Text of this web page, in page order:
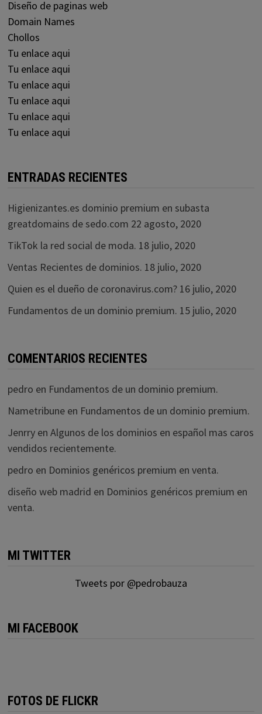
Diseño de paginas web
Domain Names
Chollos
Tu enlace aqui
Tu enlace aqui
Tu enlace aqui
Tu enlace aqui
Tu enlace aqui
Tu enlace aqui
ENTRADAS RECIENTES
Higienizantes.es dominio premium en subasta
greatdomains de sedo.com 22 agosto, 2020
TikTok la red social de moda. 18 julio, 2020
Ventas Recientes de dominios. 18 julio, 2020
Quien es el dueño de coronavirus.com? 16 julio, 2020
Fundamentos de un dominio premium. 15 julio, 2020
COMENTARIOS RECIENTES
pedro en Fundamentos de un dominio premium.
Nametribuneen Fundamentos de un dominio premium.
Jenrryen Algunos de los dominios en español mas caros
vendidos recientemente.
pedro en Dominios genéricos premium en venta.
diseño web madrid en Dominios genéricos premium en
venta.
MI TWITTER
Tweets por @pedrobauza
MI FACEBOOK
FOTOS DE FLICKR